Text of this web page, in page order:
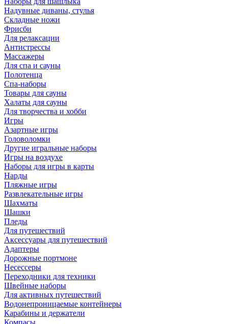
Надувные диваны, стулья
Складные ножи
Фрисби
Для релаксации
Антистрессы
Массажеры
Для спа и сауны
Полотенца
Спа-наборы
Товары для сауны
Халаты для сауны
Для творчества и хобби
Игры
Азартные игры
Головоломки
Другие игральные наборы
Игры на воздухе
Наборы для игры в карты
Нарды
Пляжные игры
Развлекательные игры
Шахматы
Шашки
Пледы
Для путешествий
Аксессуары для путешествий
Адаптеры
Дорожные портмоне
Несессеры
Переходники для техники
Швейные наборы
Для активных путешествий
Водонепроницаемые контейнеры
Карабины и держатели
Компасы